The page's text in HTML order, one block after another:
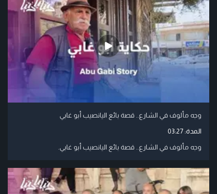
وجه مألوف في الشارع.. قصة بائع اليانصيب أبو غابي
المدة:03:27
وجه مألوف في الشارع.. قصة بائع اليانصيب أبو غابي.